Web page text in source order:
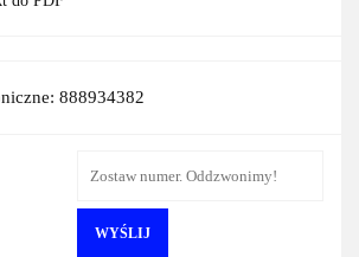
888934382
WYŚLIJ